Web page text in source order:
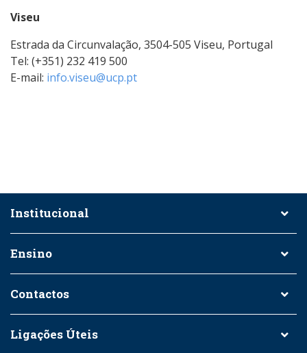
Viseu
Estrada da Circunvalação, 3504-505 Viseu, Portugal
Tel: (+351) 232 419 500
E-mail: info.viseu@ucp.pt
Institucional
Ensino
Contactos
Ligações Úteis